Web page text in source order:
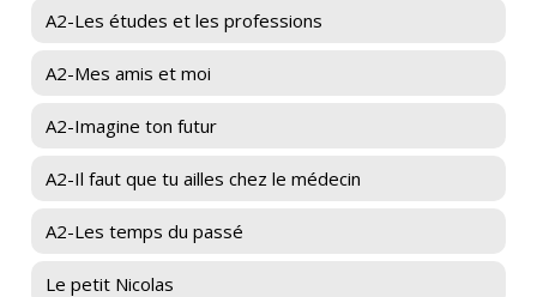
A2-Les études et les professions
A2-Mes amis et moi
A2-Imagine ton futur
A2-Il faut que tu ailles chez le médecin
A2-Les temps du passé
Le petit Nicolas